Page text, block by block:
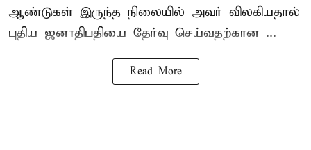
ஆண்டுகள் இருந்த நிலையில் அவர் விலகியதால்
புதிய ஜனாதிபதியை தேர்வு செய்வதற்கான ...
Read More